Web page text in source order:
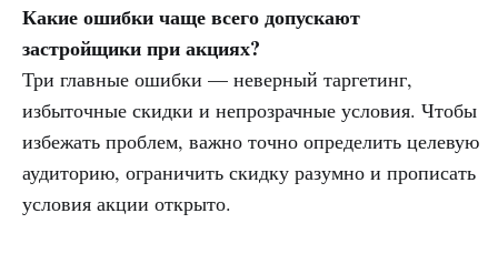
Какие ошибки чаще всего допускают
застройщики при акциях?
Три главные ошибки — неверный таргетинг,
избыточные скидки и непрозрачные условия. Чтобы
избежать проблем, важно точно определить целевую
аудиторию, ограничить скидку разумно и прописать
условия акции открыто.